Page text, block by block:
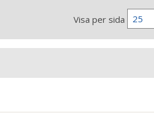
Visa per sida 25